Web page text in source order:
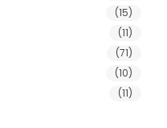
(15)
(11)
(71)
(10)
(11)